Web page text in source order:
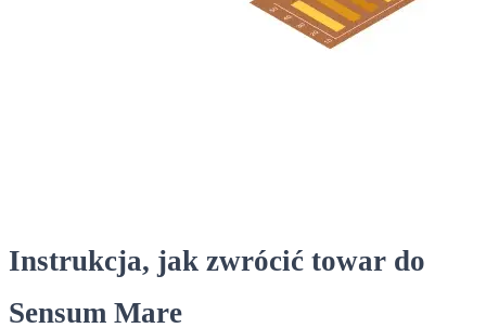
Instrukcja, jak zwrócić towar do
Sensum Mare